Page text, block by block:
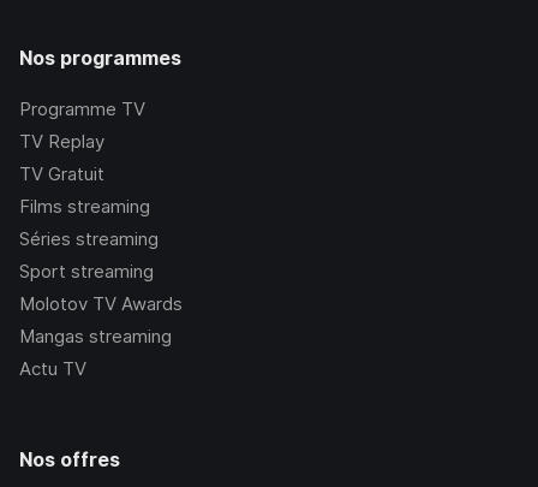
Nos programmes
Programme TV
TV Replay
TV Gratuit
Films streaming
Séries streaming
Sport streaming
Molotov TV Awards
Mangas streaming
Actu TV
Nos offres